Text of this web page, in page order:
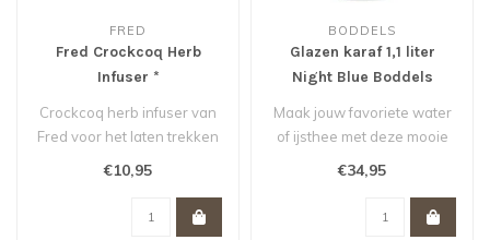
FRED
Fred Crockcoq Herb
Infuser *
Crockcoq herb infuser van
Fred voor het laten trekken
€10,95
BODDELS
Glazen karaf 1,1 liter
Night Blue Boddels
Maak jouw favoriete water
of ijsthee met deze mooie
€34,95